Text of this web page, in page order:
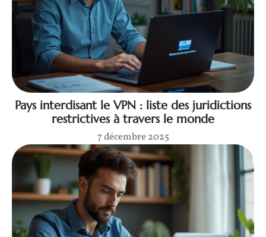
Pays interdisant le VPN : liste des juridictions
restrictives à travers le monde
7 décembre 2025